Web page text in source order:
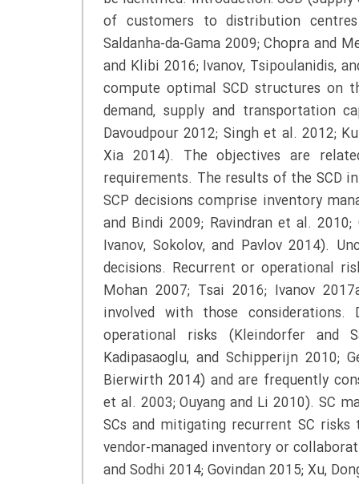
of customers to distribution
Saldanha-da-Gama 2009; Chopra and
and Klibi 2016; Ivanov, Tsipoulanidis,
compute optimal SCD structures on
demand, supply and transportation
Davoudpour 2012; Singh et al. 2012;
Xia 2014). The objectives are
requirements. The results of the SCD
SCP decisions comprise inventory
and Bindi 2009; Ravindran et al.
Ivanov, Sokolov, and Pavlov 2014).
decisions. Recurrent or operational
Mohan 2007; Tsai 2016; Ivanov
involved with those
operational risks (Kleindorfer and
Kadipasaoglu, and Schipperijn 2010;
Bierwirth 2014) and are frequently
et al. 2003; Ouyang and Li 2010). SC
SCs and mitigating recurrent SC risks
vendor-managed inventory or
and Sodhi 2014; Govindan 2015; Xu,